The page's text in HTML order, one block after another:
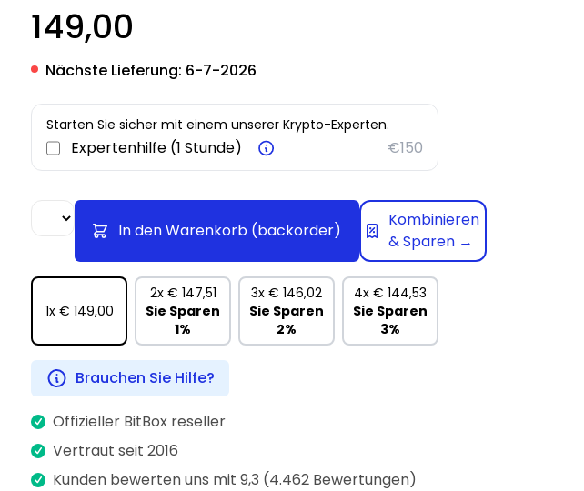
149,00
Nächste Lieferung: 6-7-2026
Starten Sie sicher mit einem unserer Krypto-Experten.
Expertenhilfe (1 Stunde) €150
In den Warenkorb (backorder)
Kombinieren
& Sparen →
1x € 149,00
2x € 147,51
Sie Sparen
1%
3x € 146,02
Sie Sparen
2%
4x € 144,53
Sie Sparen
3%
Brauchen Sie Hilfe?
Offizieller BitBox reseller
Vertraut seit 2016
Kunden bewerten uns mit 9,3 (4.462 Bewertungen)